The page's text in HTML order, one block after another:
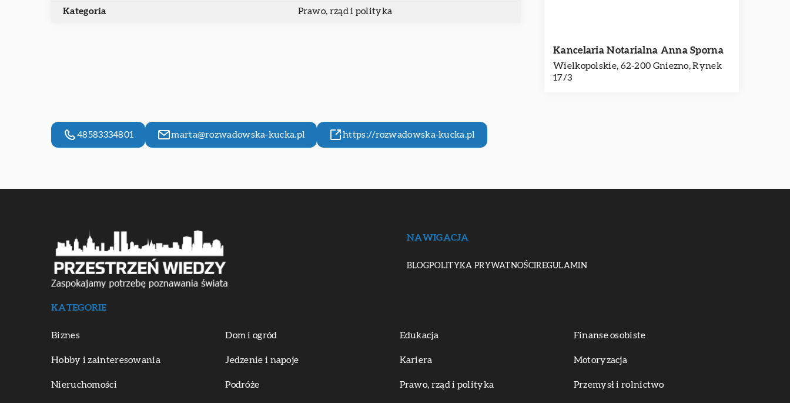
Kategoria Prawo, rząd i polityka
Kancelaria Notarialna Anna Sporna
Wielkopolskie, 62-200 Gniezno, Rynek
17/3
48583334801 marta@rozwadowska-kucka.pl https://rozwadowska-kucka.pl
NAWIGACJA
BLOGPOLITYKA PRYWATNOŚCIREGULAMIN
KATEGORIE
Biznes Dom i ogród Edukacja Finanse osobiste
Hobby i zainteresowania Jedzenie i napoje Kariera Motoryzacja
Nieruchomości Podróże Prawo, rząd i polityka Przemysł i rolnictwo